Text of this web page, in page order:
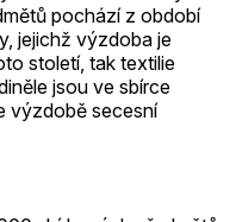
pochází z období
jejichž výzdoba je
století, tak textilie
jsou ve sbírce
výzdobě secesní